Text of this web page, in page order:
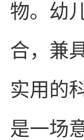
物。幼
合，兼
实用的
是一场